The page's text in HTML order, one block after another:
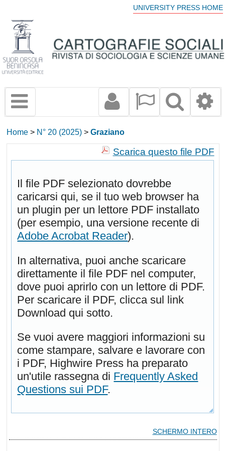
UNIVERSITY PRESS HOME
Home > N° 20 (2025) >Graziano
Scarica questo file PDF
Il file PDF selezionato dovrebbe
caricarsi qui, se il tuo web browser ha
un plugin per un lettore PDF installato
(per esempio, una versione recente di
Adobe Acrobat Reader).
In alternativa, puoi anche scaricare
direttamente il file PDF nel computer,
dove puoi aprirlo con un lettore di PDF.
Per scaricare il PDF, clicca sul link
Download qui sotto.
Se vuoi avere maggiori informazioni su
come stampare, salvare e lavorare con
i PDF, Highwire Press ha preparato
un'utile rassegna di Frequently Asked
Questions sui PDF.
SCHERMO INTERO